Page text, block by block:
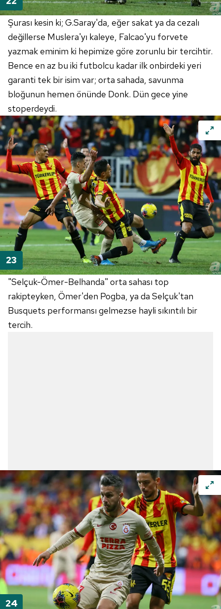
Şurası kesin ki; G.Saray'da, eğer sakat ya da cezalı
değillerse Muslera'yı kaleye, Falcao'yu forvete
yazmak eminim ki hepimize göre zorunlu bir tercihtir.
Bence en az bu iki futbolcu kadar ilkonbirdeki yeri
garanti tek bir isim var; orta sahada, savunma
bloğunun hemen önünde Donk. Dün gece yine
stoperdeydi.
"Selçuk-Ömer-Belhanda" orta sahası top
rakipteyken, Ömer'den Pogba, ya da Selçuk'tan
Busquets performansı gelmezse hayli sıkıntılı bir
tercih.